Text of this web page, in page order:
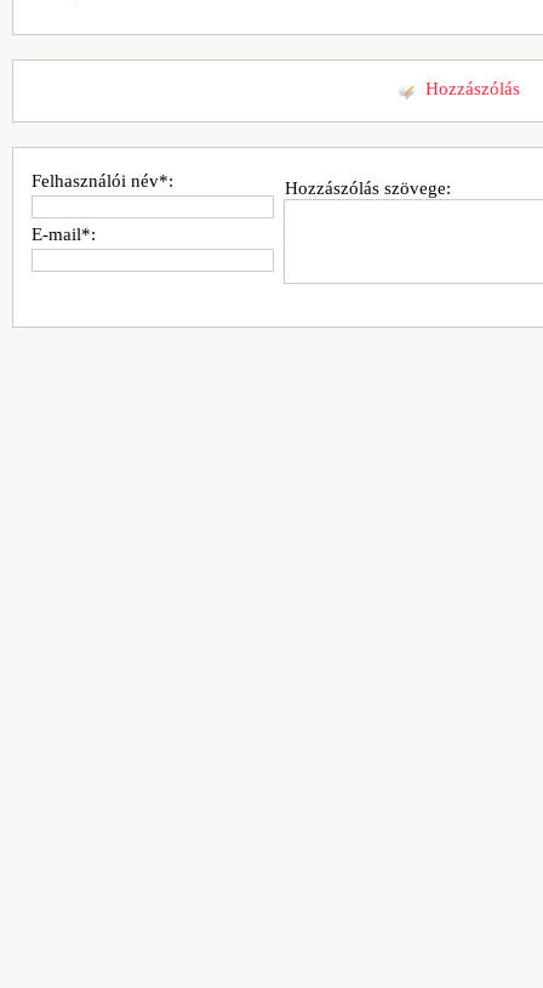
Hozzászólás
Hozzászólás szövege:
Felhasználói név*:
E-mail*: